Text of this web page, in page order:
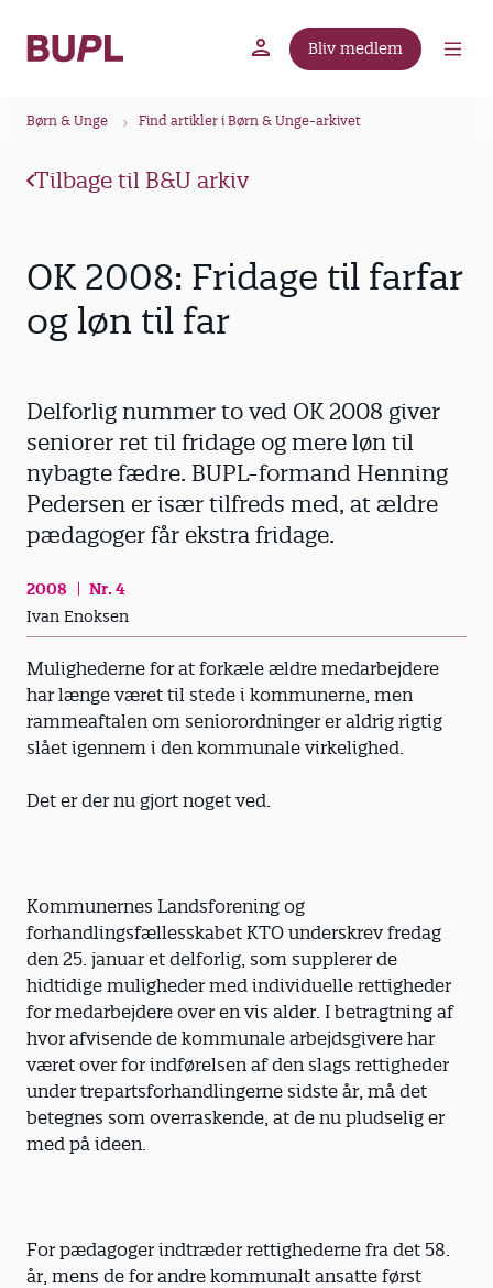
Bliv medlem
Børn & Unge Find artikler i Børn & Unge-arkivet
Tilbage til B&U arkiv
OK 2008: Fridage til farfar
og løn til far
Delforlig nummer to ved OK 2008 giver
seniorer ret til fridage og mere løn til
nybagte fædre. BUPL-formand Henning
Pedersen er især tilfreds med, at ældre
pædagoger får ekstra fridage.
2008
Nr. 4
Ivan Enoksen
Mulighederne for at forkæle ældre medarbejdere
har længe været til stede i kommunerne, men
rammeaftalen om seniorordninger er aldrig rigtig
slået igennem i den kommunale virkelighed.
Det er der nu gjort noget ved.
Kommunernes Landsforening og
forhandlingsfællesskabet KTO underskrev fredag
den 25. januar et delforlig, som supplerer de
hidtidige muligheder med individuelle rettigheder
for medarbejdere over en vis alder. I betragtning af
hvor afvisende de kommunale arbejdsgivere har
været over for indførelsen af den slags rettigheder
under trepartsforhandlingerne sidste år, må det
betegnes som overraskende, at de nu pludselig er
med på ideen.
For pædagoger indtræder rettighederne fra det 58.
år, mens de for andre kommunalt ansatte først